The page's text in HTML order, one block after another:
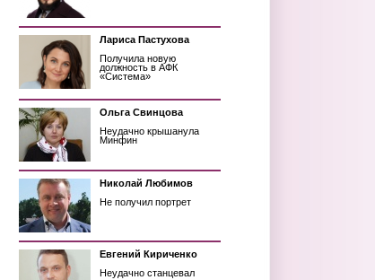
Лариса Пастухова
Получила новую
должность в АФК
«Система»
Ольга Свинцова
Неудачно крышанула
Минфин
Николай Любимов
Не получил портрет
Евгений Кириченко
Неудачно станцевал